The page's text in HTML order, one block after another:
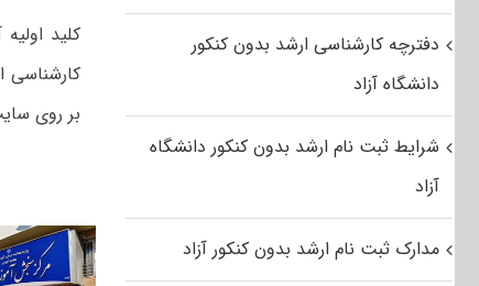
بر روی
دفترچه کارشناسی ارشد بدون کنکور
دانشگاه آزاد
شرایط ثبت نام ارشد بدون کنکور دانشگاه
آزاد
مدارک ثبت نام ارشد بدون کنکور آزاد